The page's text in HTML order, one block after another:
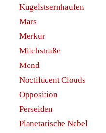
Kugelstsernhaufen
Mars
Merkur
Milchstraße
Mond
Noctilucent Clouds
Opposition
Perseiden
Planetarische Nebel